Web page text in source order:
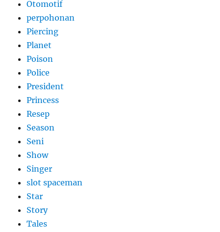
Otomotif
perpohonan
Piercing
Planet
Poison
Police
President
Princess
Resep
Season
Seni
Show
Singer
slot spaceman
Star
Story
Tales